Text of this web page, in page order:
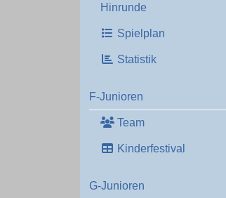
Hinrunde
Spielplan
Statistik
F-Junioren
Team
Kinderfestival
G-Junioren